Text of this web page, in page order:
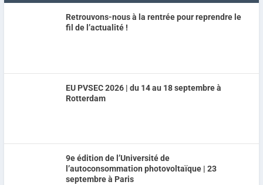
Retrouvons-nous à la rentrée pour reprendre le
fil de l’actualité !
EU PVSEC 2026 | du 14 au 18 septembre à
Rotterdam
9e édition de l’Université de
l’autoconsommation photovoltaïque | 23
septembre à Paris